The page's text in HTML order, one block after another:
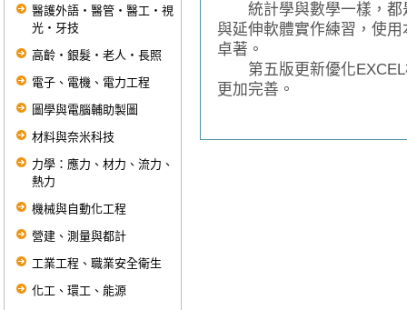
醫護外語‧醫管‧醫工‧視
光‧牙技
高齡‧銀髮‧老人‧長照
電子、電機、電力工程
圖學與電腦輔助製圖
材料與奈米科技
力學：應力、材力、流力、
熱力
機械與自動化工程
營建、測量與都計
工業工程、職業安全衛生
化工、環工、能源
統計學與數學一樣，都
與延伸軟體實作練習，使
卓著。
第五版更新優化EXCEL
更加完善。